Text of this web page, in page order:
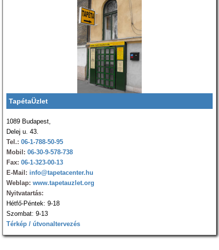
TapétaÜzlet
1089 Budapest,
Delej u. 43.
Tel.: 06-1-788-50-95
Mobil: 06-30-9-578-738
Fax: 06-1-323-00-13
E-Mail: info@tapetacenter.hu
Weblap: www.tapetauzlet.org
Nyitvatartás:
Hétfő-Péntek: 9-18
Szombat: 9-13
Térkép / útvonaltervezés